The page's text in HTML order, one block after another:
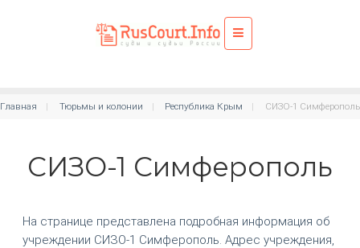
Главная Тюрьмы и колонии Республика Крым СИЗО-1 Симферополь
СИЗО-1 Симферополь
На странице представлена подробная информация об
учреждении СИЗО-1 Симферополь. Адрес учреждения,